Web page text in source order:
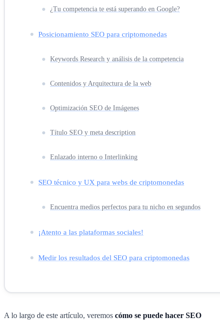
¿Tu competencia te está superando en Google?
Posicionamiento SEO para criptomonedas
Keywords Research y análisis de la competencia
Contenidos y Arquitectura de la web
Optimización SEO de Imágenes
Título SEO y meta description
Enlazado interno o Interlinking
SEO técnico y UX para webs de criptomonedas
Encuentra medios perfectos para tu nicho en segundos
¡Atento a las plataformas sociales!
Medir los resultados del SEO para criptomonedas
A lo largo de este artículo, veremos cómo se puede hacer SEO